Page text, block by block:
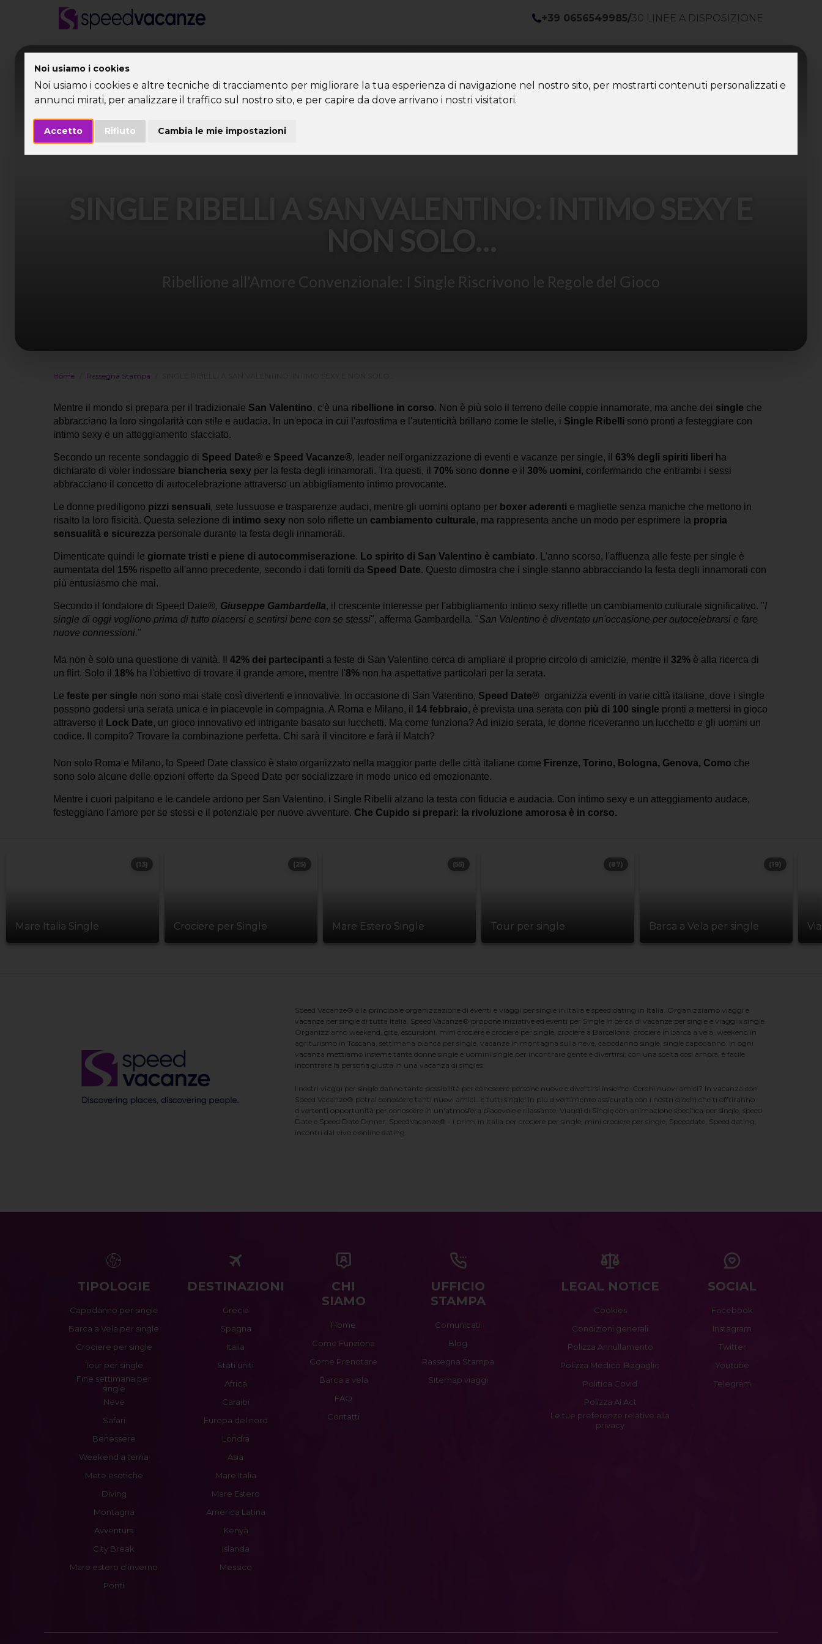
Noi usiamo i cookies
Noi usiamo i cookies e altre tecniche di tracciamento per migliorare la tua esperienza di navigazione nel nostro sito, per mostrarti contenuti personalizzati e
annunci mirati, per analizzare il traffico sul nostro sito, e per capire da dove arrivano i nostri visitatori.
Accetto Rifiuto Cambia le mie impostazioni
+39 0656549985/30 LINEE A DISPOSIZIONE
NON SOLO…
Ribellione all'Amore Convenzionale: I Single Riscrivono le Regole del Gioco
Home Rassegna Stampa
Mentre il mondo si prepara per il tradizionale San Valentino, c'è una ribellione in corso. Non è più solo il terreno delle coppie innamorate, ma anche dei single che
abbracciano la loro singolarità con stile e audacia. In un'epoca in cui l'autostima e l'autenticità brillano come le stelle, i Single Ribelli sono pronti a festeggiare con
intimo sexy e un atteggiamento sfacciato.
Secondo un recente sondaggio di Speed Date® e Speed Vacanze®, leader nell'organizzazione di eventi e vacanze per single, il 63% degli spiriti liberi ha
dichiarato di voler indossare biancheria sexy per la festa degli innamorati. Tra questi, il 70% sono donne e il 30% uomini, confermando che entrambi i sessi
abbracciano il concetto di autocelebrazione attraverso un abbigliamento intimo provocante.
Le donne prediligono pizzi sensuali, sete lussuose e trasparenze audaci, mentre gli uomini optano per boxer aderenti e magliette senza maniche che mettono in
risalto la loro fisicità. Questa selezione di intimo sexy non solo riflette un cambiamento culturale, ma rappresenta anche un modo per esprimere la propria
sensualità e sicurezza personale durante la festa degli innamorati.
Dimenticate quindi le giornate tristi e piene di autocommiserazione. Lo spirito di San Valentino è cambiato. L'anno scorso, l'affluenza alle feste per single è
aumentata del 15% rispetto all'anno precedente, secondo i dati forniti da Speed Date. Questo dimostra che i single stanno abbracciando la festa degli innamorati con
più entusiasmo che mai.
Secondo il fondatore di Speed Date®, Giuseppe Gambardella, il crescente interesse per l'abbigliamento intimo sexy riflette un cambiamento culturale significativo. "I
single di oggi vogliono prima di tutto piacersi e sentirsi bene con se stessi", afferma Gambardella. "San Valentino è diventato un'occasione per autocelebrarsi e fare
nuove connessioni."
Ma non è solo una questione di vanità. Il 42% dei partecipanti a feste di San Valentino cerca di ampliare il proprio circolo di amicizie, mentre il 32% è alla ricerca di
un flirt. Solo il 18% ha l'obiettivo di trovare il grande amore, mentre l'8% non ha aspettative particolari per la serata.
Le feste per single non sono mai state così divertenti e innovative. In occasione di San Valentino, Speed Date® organizza eventi in varie città italiane, dove i single
possono godersi una serata unica e in piacevole in compagnia. A Roma e Milano, il 14 febbraio, è prevista una serata con più di 100 single pronti a mettersi in gioco
attraverso il
Lock Date, un gioco innovativo ed intrigante basato sui lucchetti. Ma come funziona? Ad inizio serata, le donne riceveranno un lucchetto e gli uomini un
codice. Il compito? Trovare la combinazione perfetta. Chi sarà il vincitore e farà il Match?
Non solo Roma e Milano, lo Speed Date classico è stato organizzato nella maggior parte delle città italiane come Firenze, Torino, Bologna, Genova, Como che
sono solo alcune delle opzioni offerte da Speed Date per socializzare in modo unico ed emozionante.
Mentre i cuori palpitano e le candele ardono per San Valentino, i Single Ribelli alzano la testa con fiducia e audacia. Con intimo sexy e un atteggiamento audace,
festeggiano l'amore per se stessi e il potenziale per nuove avventure. Che Cupido si prepari: la rivoluzione amorosa è in corso.
Mare Italia Single
(13)
Crociere per Single
(25)
Mare Estero Single
(55)
Tour per single
(87)
Barca a Vela per single
(19)
Speed Vacanze® è la principale organizzazione di eventi e viaggi per single in Italia e speed dating in Italia. Organizziamo viaggi e
vacanze per single di tutta Italia. Speed Vacanze® propone iniziative ed eventi per Single in cerca di vacanze per single e viaggi x single.
Organizziamo weekend, gite, escursioni, mini crociere e crociere per single, crociere a Barcellona, crociere in barca a vela, weekend in
agriturismo in Toscana, settimana bianca per single, vacanze in montagna sulla neve, capodanno single, single capodanno. In ogni
vacanza mettiamo insieme tante donne single e uomini single per incontrare gente e divertirsi; con una scelta cosi ampia, è facile
incontrare la persona giusta in una vacanza di singles.
I nostri viaggi per single danno tante possibilità per conoscere persone nuove e divertirsi insieme. Cerchi nuovi amici? In vacanza con
Speed Vacanze® potrai conoscere tanti nuovi amici...e tutti single! In più divertimento assicurato con i nostri giochi che ti offriranno
divertenti opportunità per conoscere in un'atmosfera piacevole e rilassante. Viaggi di Single con animazione specifica per single, speed
Date e Speed Date Dinner. SpeedVacanze® - i primi in Italia per crociere per single, mini crociere per single, Speeddate, Speed dating,
incontri dal vivo e online dating.
TIPOLOGIE
Capodanno per single
Barca a Vela per single
Crociere per single
Tour per single
Fine settimana per
single
Neve
Safari
Benessere
Weekend a tema
Mete esotiche
Diving
Montagna
Avventura
City Break
Mare estero d'inverno
Ponti
DESTINAZIONI
Grecia
Spagna
Italia
Stati uniti
Africa
Caraibi
Europa del nord
Londra
Asia
Mare Italia
Mare Estero
America Latina
Kenya
Islanda
Messico
CHI
SIAMO
Home
Come Funziona
Come Prenotare
Barca a vela
FAQ
Contatti
UFFICIO
STAMPA
Comunicati
Blog
Rassegna Stampa
Sitemap viaggi
LEGAL NOTICE
Cookies
Condizioni generali
Polizza Annullamento
Polizza Medico-Bagaglio
Politica Covid
Polizza AI Act
Le tue preferenze relative alla
privacy
SOCIAL
Facebook
Instagram
Twitter
Youtube
Telegram